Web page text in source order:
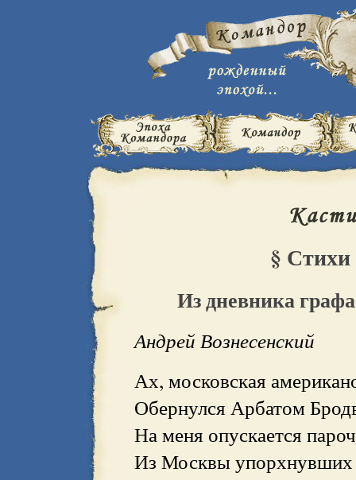
§ Стихи
Из дневника
Андрей Вознесенский
Ах, московская
Обернулся Арбатом
На меня опускается
Из Москвы упорхнувших